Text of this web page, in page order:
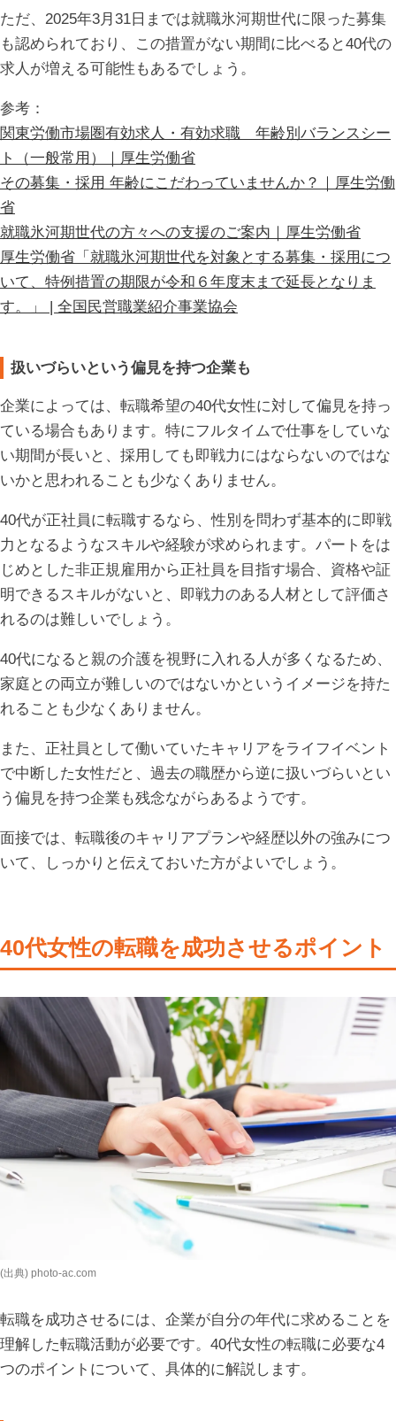
ただ、2025年3月31日までは就職氷河期世代に限った募集
も認められており、この措置がない期間に比べると40代の
求人が増える可能性もあるでしょう。
参考：
関東労働市場圏有効求人・有効求職 年齢別バランスシー
ト（一般常用）｜厚生労働省
その募集・採用 年齢にこだわっていませんか？｜厚生労働
省
就職氷河期世代の方々への支援のご案内｜厚生労働省
厚生労働省「就職氷河期世代を対象とする募集・採用につ
いて、特例措置の期限が令和６年度末まで延長となりま
す。」 | 全国民営職業紹介事業協会
扱いづらいという偏見を持つ企業も
企業によっては、転職希望の40代女性に対して偏見を持っ
ている場合もあります。特にフルタイムで仕事をしていな
い期間が長いと、採用しても即戦力にはならないのではな
いかと思われることも少なくありません。
40代が正社員に転職するなら、性別を問わず基本的に即戦
力となるようなスキルや経験が求められます。パートをは
じめとした非正規雇用から正社員を目指す場合、資格や証
明できるスキルがないと、即戦力のある人材として評価さ
れるのは難しいでしょう。
40代になると親の介護を視野に入れる人が多くなるため、
家庭との両立が難しいのではないかというイメージを持た
れることも少なくありません。
また、正社員として働いていたキャリアをライフイベント
で中断した女性だと、過去の職歴から逆に扱いづらいとい
う偏見を持つ企業も残念ながらあるようです。
面接では、転職後のキャリアプランや経歴以外の強みにつ
いて、しっかりと伝えておいた方がよいでしょう。
40代女性の転職を成功させるポイント
(出典) photo-ac.com
転職を成功させるには、企業が自分の年代に求めることを
理解した転職活動が必要です。40代女性の転職に必要な4
つのポイントについて、具体的に解説します。